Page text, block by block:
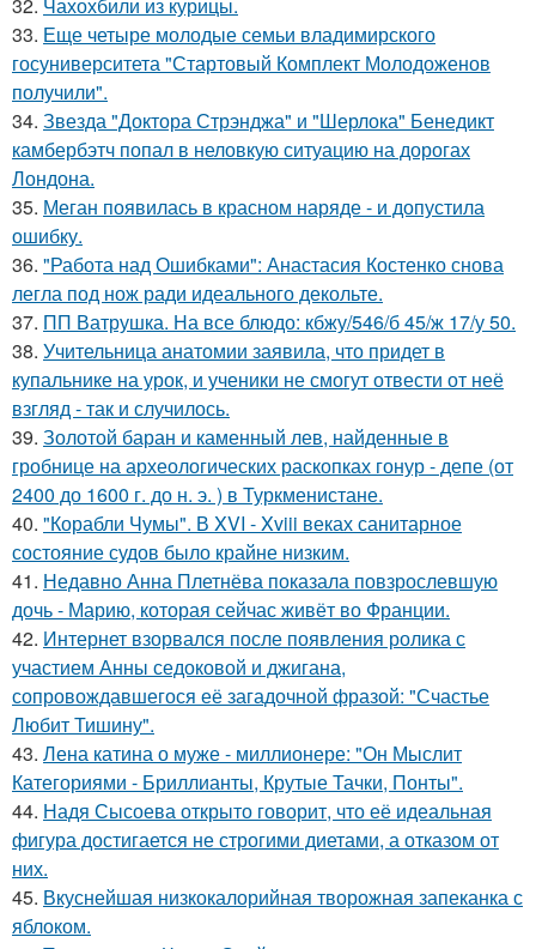
33. Еще четыре молодые семьи владимирского
госуниверситета "Стартовый Комплект Молодоженов
получили".
34. Звезда "Доктора Стрэнджа" и "Шерлока" Бенедикт
камбербэтч попал в неловкую ситуацию на дорогах
Лондона.
35. Меган появилась в красном наряде - и допустила
ошибку.
36. "Работа над Ошибками": Анастасия Костенко снова
легла под нож ради идеального декольте.
37. ПП Ватрушка. На все блюдо: кбжу/546/б 45/ж 17/у 50.
38. Учительница анатомии заявила, что придет в
купальнике на урок, и ученики не смогут отвести от неё
взгляд - так и случилось.
39. Золотой баран и каменный лев, найденные в
гробнице на археологических раскопках гонур - депе (от
2400 до 1600 г. до н. э. ) в Туркменистане.
40. "Корабли Чумы". В XVI - Xviii веках санитарное
состояние судов было крайне низким.
41. Недавно Анна Плетнёва показала повзрослевшую
дочь - Марию, которая сейчас живёт во Франции.
42. Интернет взорвался после появления ролика с
участием Анны седоковой и джигана,
сопровождавшегося её загадочной фразой: "Счастье
Любит Тишину".
43. Лена катина о муже - миллионере: "Он Мыслит
Категориями - Бриллианты, Крутые Тачки, Понты".
44. Надя Сысоева открыто говорит, что её идеальная
фигура достигается не строгими диетами, а отказом от
них.
45. Вкуснейшая низкокалорийная творожная запеканка с
яблоком.